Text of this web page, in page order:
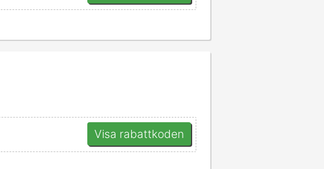
Visa rabattkoden